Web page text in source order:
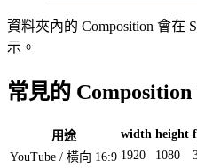
資料夾內的 Composition 會在
示。
常見的 Composition
用途 width height
YouTube / 橫向 16:9 1920 1080